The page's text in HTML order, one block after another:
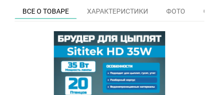
О магазине
Заявка на
ВСЕ О ТОВАРЕ ХАРАКТЕРИСТИКИ ФОТО